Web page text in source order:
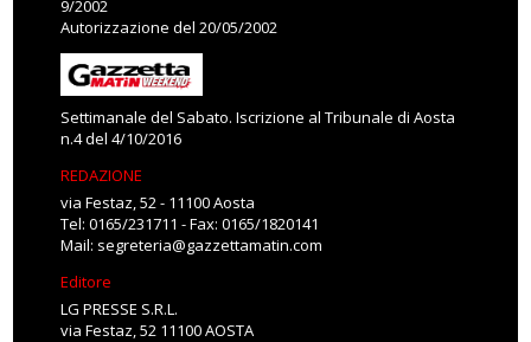
9/2002
Autorizzazione del 20/05/2002
Settimanale del Sabato. Iscrizione al Tribunale di Aosta
n.4 del 4/10/2016
REDAZIONE
via Festaz, 52 - 11100 Aosta
Tel: 0165/231711 - Fax: 0165/1820141
Mail: segreteria@gazzettamatin.com
Editore
LG PRESSE S.R.L.
via Festaz, 52 11100 AOSTA